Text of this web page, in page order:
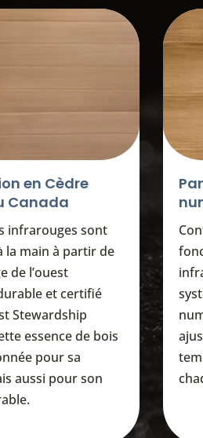
en Cèdre
Canada
infrarouges sont
la main à partir de
de l’ouest
et certifié
Stewardship
essence de bois
pour sa
aussi pour son